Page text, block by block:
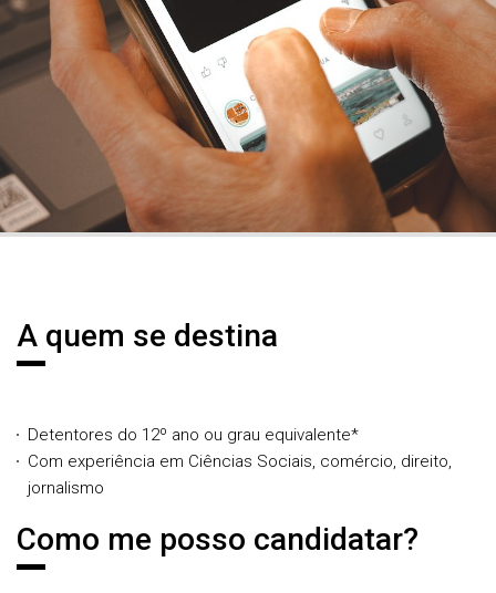
A quem se destina
Detentores do 12º ano ou grau equivalente*
Com experiência em Ciências Sociais, comércio, direito,
jornalismo
Como me posso candidatar?